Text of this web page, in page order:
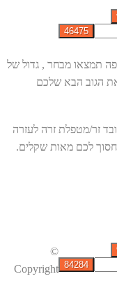
תמצאו מבחר , גדול של
הגוב הבא שלכם
עובד זר/מטפלת זרה לעזרה
לכם מאות שקלים.
©
Copyright